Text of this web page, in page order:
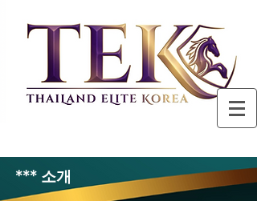
​*** 소개